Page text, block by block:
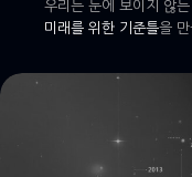
우리는 눈에 보이지 않는
미래를 위한 기준틀을 만